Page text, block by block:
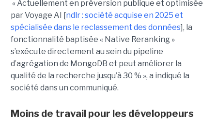
« Actuellement en préversion publique et optimisée
par Voyage AI [ndlr : société acquise en 2025 et
spécialisée dans le reclassement des données], la
fonctionnalité baptisée « Native Reranking »
s’exécute directement au sein du pipeline
d’agrégation de MongoDB et peut améliorer la
qualité de la recherche jusqu’à 30 % », a indiqué la
société dans un communiqué.
Moins de travail pour les développeurs